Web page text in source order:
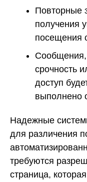
Повторные
получения
посещения
Сообщения,
срочность
доступ
выполнено
Надежные
для различения
требуются
страница,